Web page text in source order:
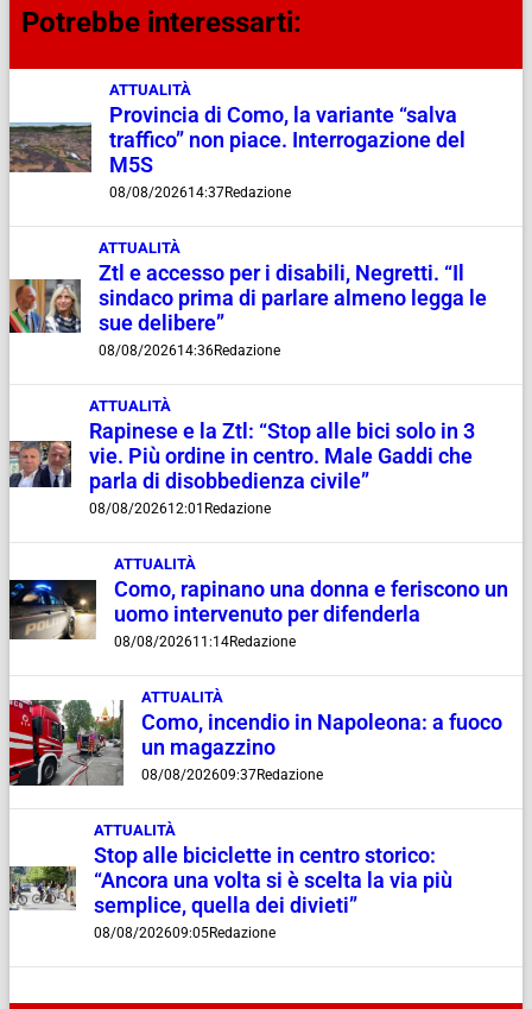
Potrebbe interessarti:
ATTUALITÀ
Provincia di Como, la variante “salva
traffico” non piace. Interrogazione del
M5S
08/08/202614:37Redazione
ATTUALITÀ
Ztl e accesso per i disabili, Negretti. “Il
sindaco prima di parlare almeno legga le
sue delibere”
08/08/202614:36Redazione
ATTUALITÀ
Rapinese e la Ztl: “Stop alle bici solo in 3
vie. Più ordine in centro. Male Gaddi che
parla di disobbedienza civile”
08/08/202612:01 Redazione
ATTUALITÀ
Como, rapinano una donna e feriscono un
uomo intervenuto per difenderla
08/08/202611:14Redazione
ATTUALITÀ
Como, incendio in Napoleona: a fuoco
un magazzino
08/08/202609:37Redazione
ATTUALITÀ
Stop alle biciclette in centro storico:
“Ancora una volta si è scelta la via più
semplice, quella dei divieti”
08/08/202609:05Redazione